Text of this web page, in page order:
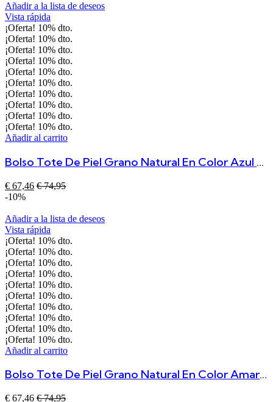
Añadir a la lista de deseos
Vista rápida
¡Oferta! 10% dto.
¡Oferta! 10% dto.
¡Oferta! 10% dto.
¡Oferta! 10% dto.
¡Oferta! 10% dto.
¡Oferta! 10% dto.
¡Oferta! 10% dto.
¡Oferta! 10% dto.
¡Oferta! 10% dto.
¡Oferta! 10% dto.
Añadir al carrito
Bolso Tote De Piel Grano Natural En Color Azul Marino – Asa De Mano Y Correa Ajustable Antonia
€ 67,46 €74,95
-10%
Añadir a la lista de deseos
Vista rápida
¡Oferta! 10% dto.
¡Oferta! 10% dto.
¡Oferta! 10% dto.
¡Oferta! 10% dto.
¡Oferta! 10% dto.
¡Oferta! 10% dto.
¡Oferta! 10% dto.
¡Oferta! 10% dto.
¡Oferta! 10% dto.
¡Oferta! 10% dto.
Añadir al carrito
Bolso Tote De Piel Grano Natural En Color Amarillo – Asa De Mano Y Correa Ajustable
€ 67,46 €74,95